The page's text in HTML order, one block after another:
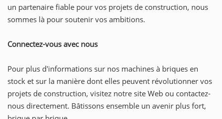
un partenaire fiable pour vos projets de construction, nous
sommes là pour soutenir vos ambitions.
Connectez-vous avec nous
Pour plus d'informations sur nos machines à briques en
stock et sur la manière dont elles peuvent révolutionner vos
projets de construction, visitez notre site Web ou contactez-
nous directement. Bâtissons ensemble un avenir plus fort,